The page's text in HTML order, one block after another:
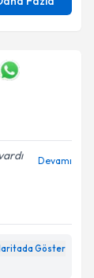
Devamı
Göster